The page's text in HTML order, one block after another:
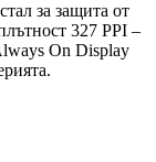
за защита от
327 PPI –
On Display